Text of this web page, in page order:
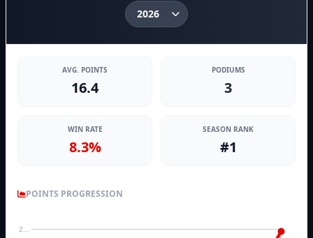
AVG. POINTS
16.4
PODIUMS
3
WIN RATE
8.3%
SEASON RANK
#1
POINTS PROGRESSION
2…